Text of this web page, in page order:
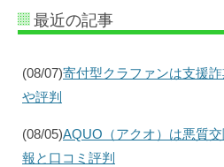
最近の記事
(08/07)寄付型クラファンは支援
や評判
(08/05)AQUO（アクオ）は悪質
報と口コミ評判